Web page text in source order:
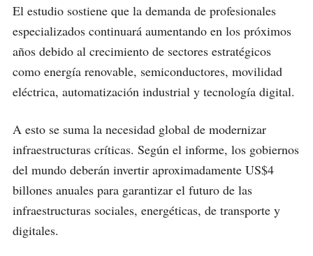
El estudio sostiene que la demanda de profesionales
especializados continuará aumentando en los próximos
años debido al crecimiento de sectores estratégicos
como energía renovable, semiconductores, movilidad
eléctrica, automatización industrial y tecnología digital.
A esto se suma la necesidad global de modernizar
infraestructuras críticas. Según el informe, los gobiernos
del mundo deberán invertir aproximadamente US$4
billones anuales para garantizar el futuro de las
infraestructuras sociales, energéticas, de transporte y
digitales.